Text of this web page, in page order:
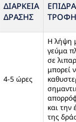
ΔΙΆΡΚΕΙΑ
ΔΡΆΣΗΣ
4-5 ώρες
Η λήψη
γεύμα
σε
μπορεί
και την
της